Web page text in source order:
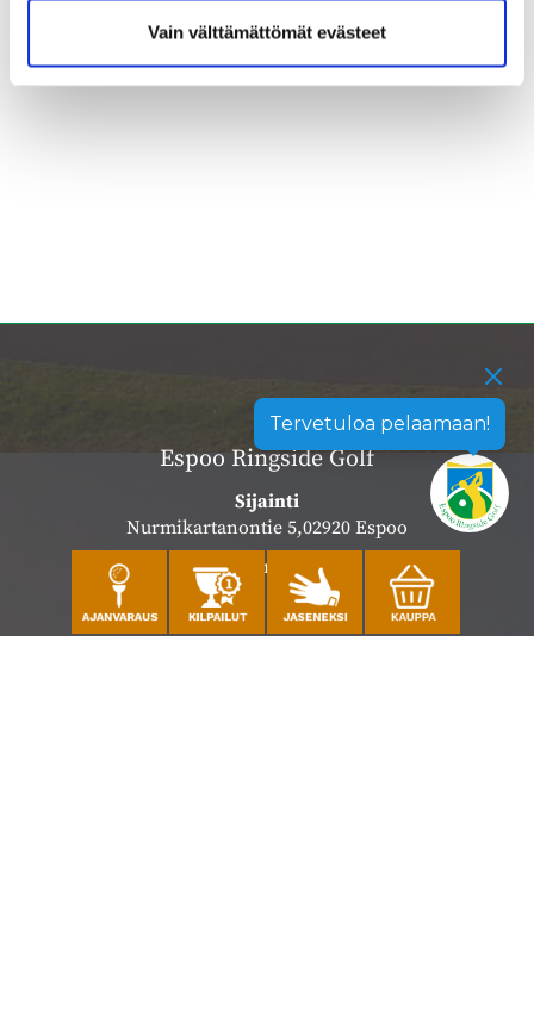
Vain välttämättömät evästeet
Tervetuloa pelaamaan!
Espoo Ringside Golf
Sijainti
Nurmikartanontie 5,02920 Espoo
Katso sijainti kartalla